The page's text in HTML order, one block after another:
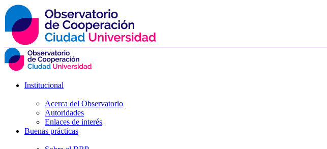
Institucional
Acerca del Observatorio
Autoridades
Enlaces de interés
Buenas prácticas